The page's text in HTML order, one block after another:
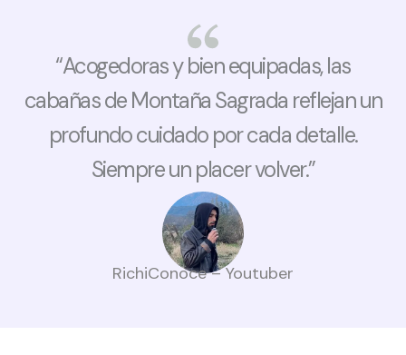
“Acogedoras y bien equipadas, las
cabañas de Montaña Sagrada reflejan un
profundo cuidado por cada detalle.
Siempre un placer volver.”
RichiConoce – Youtuber